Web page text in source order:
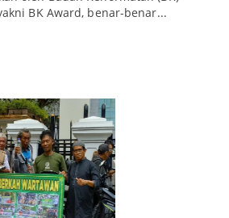
BK Award, benar-benar...